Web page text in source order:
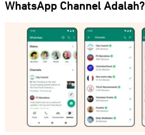
WhatsApp Channel Adalah?